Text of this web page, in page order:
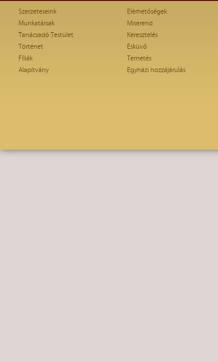
Szerzeteseink
Munkatársak
Tanácsadó Testület
Történet
Fíliák
Alapítvány
Elérhetőségek
Miserend
Keresztelés
Esküvő
Temetés
Egyházi hozzájárulás